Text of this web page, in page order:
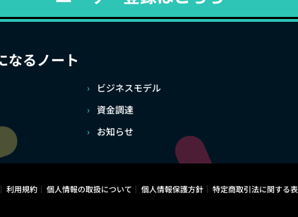
なるノート
ビジネスモデル
資金調達
お知らせ
利用規約 個人情報の取扱について 個人情報保護方針 特定商取引法に関する